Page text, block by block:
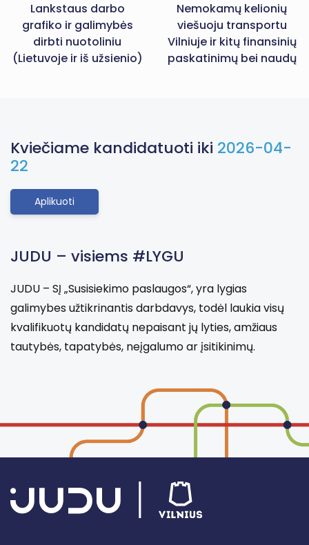
Lankstaus darbo
grafiko ir galimybės
dirbti nuotoliniu
(Lietuvoje ir iš užsienio)
Nemokamų kelionių
viešuoju transportu
Vilniuje ir kitų finansinių
paskatinimų bei naudų
Kviečiame kandidatuoti iki 2026-04-
22
Aplikuoti
JUDU – visiems #LYGU
JUDU – SĮ „Susisiekimo paslaugos“, yra lygias
galimybes užtikrinantis darbdavys, todėl laukia visų
kvalifikuotų kandidatų nepaisant jų lyties, amžiaus
tautybės, tapatybės, neįgalumo ar įsitikinimų.